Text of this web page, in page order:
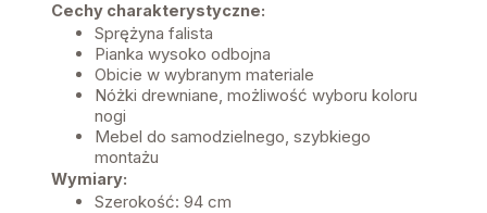
Cechy charakterystyczne:
Sprężyna falista
Pianka wysoko odbojna
Obicie w wybranym materiale
Nóżki drewniane, możliwość wyboru koloru
nogi
Mebel do samodzielnego, szybkiego
montażu
Wymiary:
Szerokość: 94 cm